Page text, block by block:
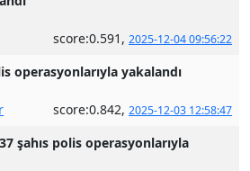
score:0.591, 2025-12-04 09:56:22
operasyonlarıyla yakalandı
score:0.842, 2025-12-03 12:58:47
şahıs polis operasyonlarıyla